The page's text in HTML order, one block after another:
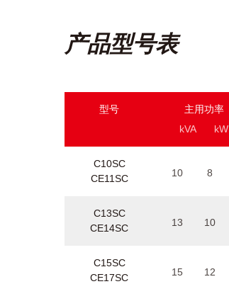
产品型号表
型号
主用功率
kVA
kW
C10SC
CE11SC
10 8
C13SC
CE14SC
13 10
C15SC
CE17SC
15 12